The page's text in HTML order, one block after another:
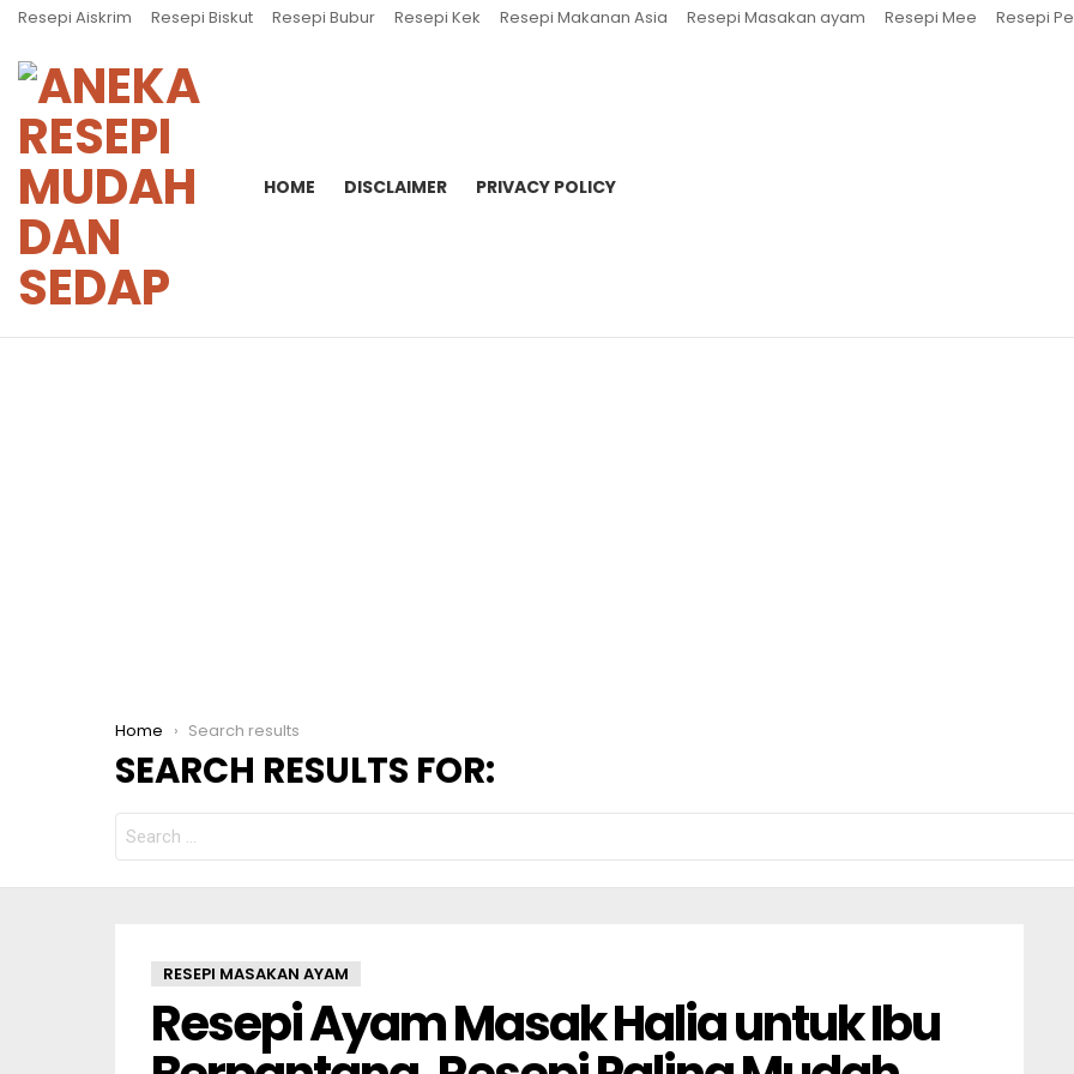
Resepi Aiskrim Resepi Biskut Resepi Bubur Resepi Kek Resepi Makanan Asia Resepi Masakan ayam Resepi Mee Resepi
HOME DISCLAIMER PRIVACY POLICY
You are here:
Home Search results
SEARCH RESULTS FOR:
FOR:
RESEPI MASAKAN AYAM
Resepi Ayam Masak Halia untuk Ibu